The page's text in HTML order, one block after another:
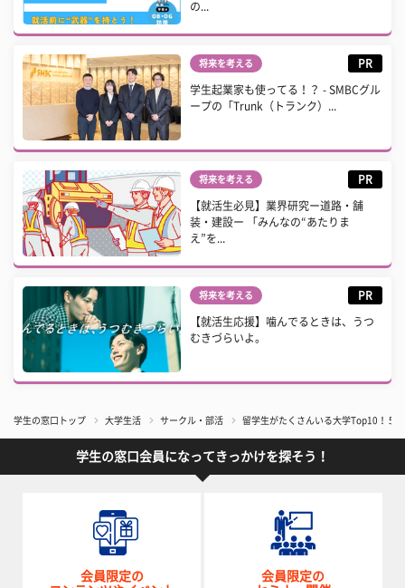
の...
将来を考える PR
学生起業家も使ってる！？ - SMBCグル
ープの「Trunk（トランク）...
将来を考える PR
【就活生必見】業界研究ー道路・舗
装・建設ー 「みんなの“あたりま
え”を...
将来を考える PR
【就活生応援】噛んでるときは、うつ
むきづらいよ。
学生の窓口トップ 大学生活 サークル・部活 留学生がたくさんいる大学Top10！ 5位
学生の窓口会員になってきっかけを探そう！
会員限定の
会員限定の